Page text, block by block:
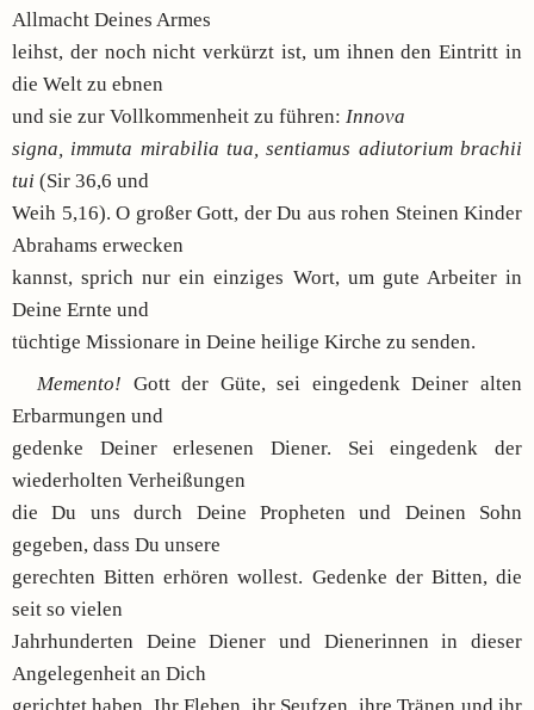
Allmacht Deines Armes
leihst, der noch nicht verkürzt ist, um ihnen den Eintritt in
die Welt zu ebnen
und sie zur Vollkommenheit zu führen: Innova
signa, immuta mirabilia tua, sentiamus adiutorium brachii
tui (Sir 36,6 und
Weih 5,16). O großer Gott, der Du aus rohen Steinen Kinder
Abrahams erwecken
kannst, sprich nur ein einziges Wort, um gute Arbeiter in
Deine Ernte und
tüchtige Missionare in Deine heilige Kirche zu senden.
Memento! Gott der Güte, sei eingedenk Deiner alten
Erbarmungen und
gedenke Deiner erlesenen Diener. Sei eingedenk der
wiederholten Verheißungen
die Du uns durch Deine Propheten und Deinen Sohn
gegeben, dass Du unsere
gerechten Bitten erhören wollest. Gedenke der Bitten, die
seit so vielen
Jahrhunderten Deine Diener und Dienerinnen in dieser
Angelegenheit an Dich